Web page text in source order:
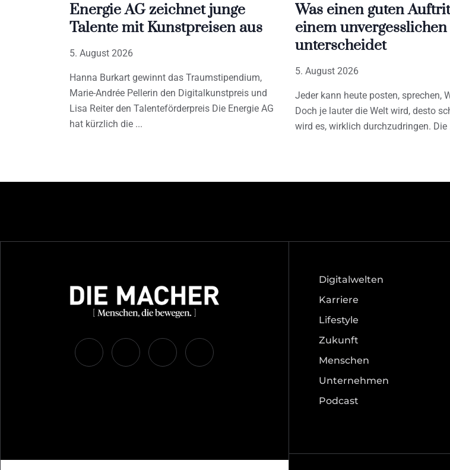
Energie AG zeichnet junge
Talente mit Kunstpreisen aus
5. August 2026
Hanna Burkart gewinnt das Traumstipendium,
Marie-Andrée Pellerin den Digitalkunstpreis und
Lisa Reiter den Talenteförderpreis Die Energie AG
hat kürzlich die
Was einen guten
einem unvergesslichen
unterscheidet
5. August 2026
Jeder kann heute posten, sprechen,
Doch je lauter die Welt wird, desto
wird es, wirklich durchzudringen. Die
Digitalwelten
Karriere
Lifestyle
Zukunft
Menschen
Unternehmen
Podcast